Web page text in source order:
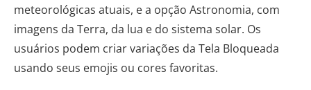
meteorológicas atuais, e a opção Astronomia, com
imagens da Terra, da lua e do sistema solar. Os
usuários podem criar variações da Tela Bloqueada
usando seus emojis ou cores favoritas.